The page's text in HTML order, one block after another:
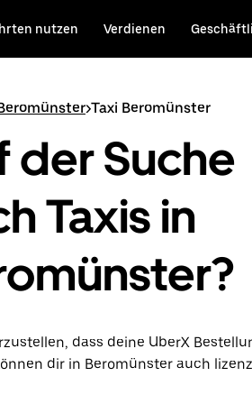
nutzen Verdienen
>Taxi Beromünster
der Suche
Taxis in
dass deine UberX
dir in Beromünster auch
zugewiesen werden. In